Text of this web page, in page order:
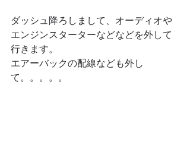
ダッシュ降ろしまして、オーディオや
エンジンスターターなどなどを外して
行きます。
エアーバックの配線なども外し
て。。。。。